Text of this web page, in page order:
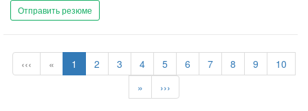
Отправить резюме
‹‹‹ « 1 2 3 4 5 6 7 8 9
10
»
›››